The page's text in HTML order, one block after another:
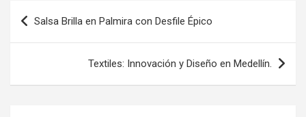
Navegación
de
Salsa Brilla en Palmira con Desfile Épico
Textiles: Innovación y Diseño en Medellín.